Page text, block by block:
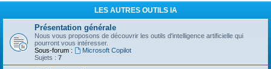
LES AUTRES OUTILS IA
Présentation générale
Nous vous proposons de découvrir les outils d'intelligence artificielle qui
pourront vous intéresser.
Sous-forum :
Microsoft Copilot
Sujets : 7